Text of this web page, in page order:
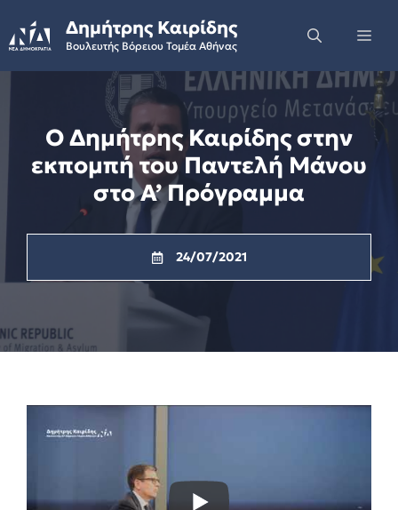
to
content
Δημήτρης Καιρίδης
Βουλευτής Βόρειου Τομέα Αθήνας
Ο Δημήτρης Καιρίδης στην
εκπομπή του Παντελή Μάνου
στο Α’ Πρόγραμμα
24/07/2021